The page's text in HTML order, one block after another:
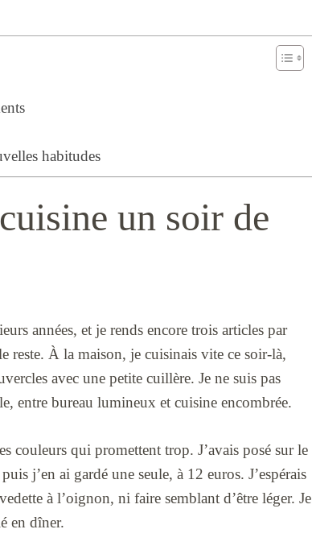
habitudes
un soir de
années, et je rends encore trois articles par
reste. À la maison, je cuisinais vite ce soir-là,
avec une petite cuillère. Je ne suis pas
entre bureau lumineux et cuisine encombrée.
couleurs qui promettent trop. J’avais posé sur le
j’en ai gardé une seule, à 12 euros. J’espérais
à l’oignon, ni faire semblant d’être léger. Je
en dîner.